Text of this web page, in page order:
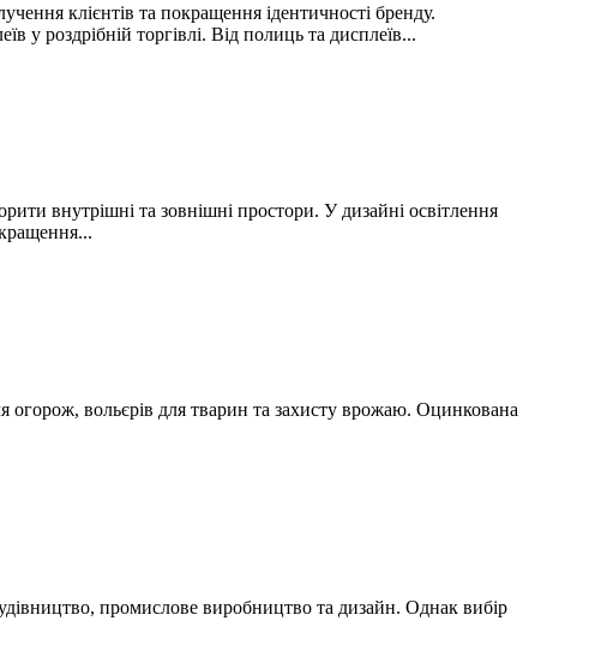
клієнтів та покращення ідентичності бренду.
у роздрібній торгівлі. Від полиць та дисплеїв...
внутрішні та зовнішні простори. У дизайні освітлення
огорож, вольєрів для тварин та захисту врожаю. Оцинкована
промислове виробництво та дизайн. Однак вибір